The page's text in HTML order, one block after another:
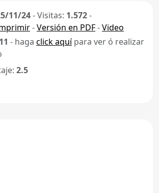
11/24-Visitas: 1.572-
-Versión en PDF-Video
11 - haga click aquípara ver ó realizar
2.5